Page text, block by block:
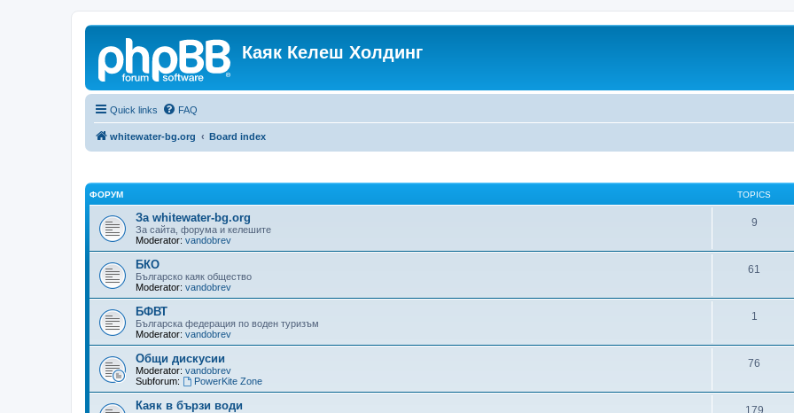
Каяк Келеш Холдинг
Quick links FAQ
whitewater-bg.org Board index
ФОРУМ TOPICS
За whitewater-bg.org
За сайта, форума и келешите
Moderator: vandobrev
9
БКО
Българско каяк общество
Moderator: vandobrev
61
БФВТ
Българска федерация по воден туризъм
Moderator: vandobrev
1
Общи дискусии
Moderator: vandobrev
Subforum:
PowerKite Zone
76
Каяк в бързи води 179